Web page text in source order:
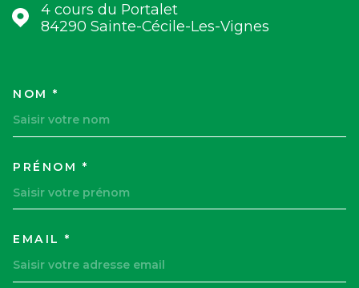
4 cours du Portalet
84290
Sainte-Cécile-Les-Vignes
NOM *
PRÉNOM *
EMAIL *